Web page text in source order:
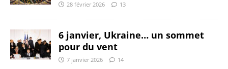
28 février 2026 13
6 janvier, Ukraine… un sommet
pour du vent
7 janvier 2026 14